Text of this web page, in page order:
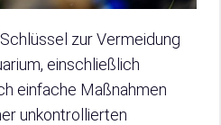
zur Vermeidung
einschließlich
einfache Maßnahmen
unkontrollierten